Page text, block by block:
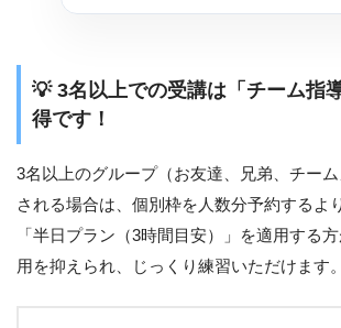
💡 3名以上での受講は「チーム指
得です！
3名以上のグループ（お友達、兄弟、チー
される場合は、個別枠を人数分予約するよ
「半日プラン（3時間目安）」を適用する
用を抑えられ、じっくり練習いただけます。